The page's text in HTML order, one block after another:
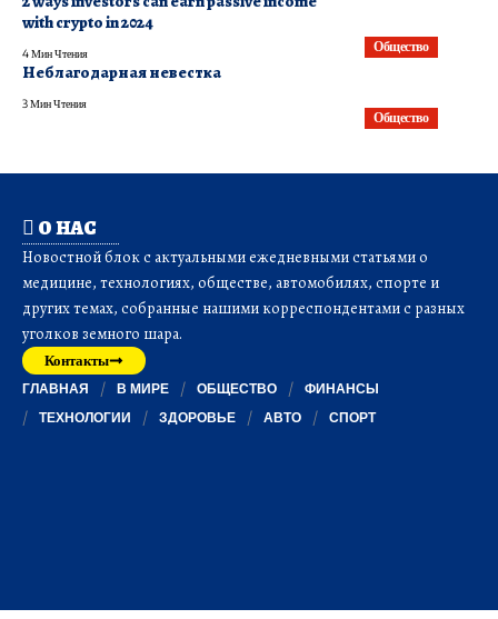
Общество
with crypto in 2024
4 Мин Чтения
Общество
Неблагодарная невестка
3 Мин Чтения
О НАС
Новостной блок с актуальными ежедневными статьями о
медицине, технологиях, обществе, автомобилях, спорте и
других темах, собранные нашими корреспондентами с разных
уголков земного шара.
Контакты
ГЛАВНАЯ В МИРЕ ОБЩЕСТВО
ФИНАНСЫ
ТЕХНОЛОГИИ
ЗДОРОВЬЕ АВТО СПОРТ